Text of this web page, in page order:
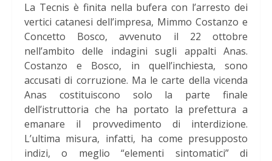
La Tecnis è finita nella bufera con l’arresto dei
vertici catanesi dell’impresa, Mimmo Costanzo e
Concetto Bosco, avvenuto il 22 ottobre
nell’ambito delle indagini sugli appalti Anas.
Costanzo e Bosco, in quell’inchiesta, sono
accusati di corruzione. Ma le carte della vicenda
Anas costituiscono solo la parte finale
dell’istruttoria che ha portato la prefettura a
emanare il provvedimento di interdizione.
L’ultima misura, infatti, ha come presupposto
indizi, o meglio “elementi sintomatici” di